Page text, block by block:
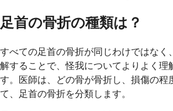
足首の骨折の種類は？
すべての足首の骨折が同じわけではなく
解することで、怪我についてよりよく理
す。医師は、どの骨が骨折し、損傷の程
て、足首の骨折を分類します。